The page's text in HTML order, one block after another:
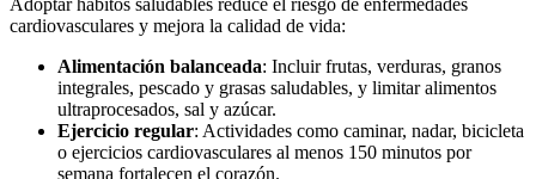
cardiovasculares y mejora la calidad de vida:
Alimentación balanceada: Incluir frutas, verduras, granos
integrales, pescado y grasas saludables, y limitar alimentos
ultraprocesados, sal y azúcar.
Ejercicio regular: Actividades como caminar, nadar, bicicleta
o ejercicios cardiovasculares al menos 150 minutos por
semana fortalecen el corazón.